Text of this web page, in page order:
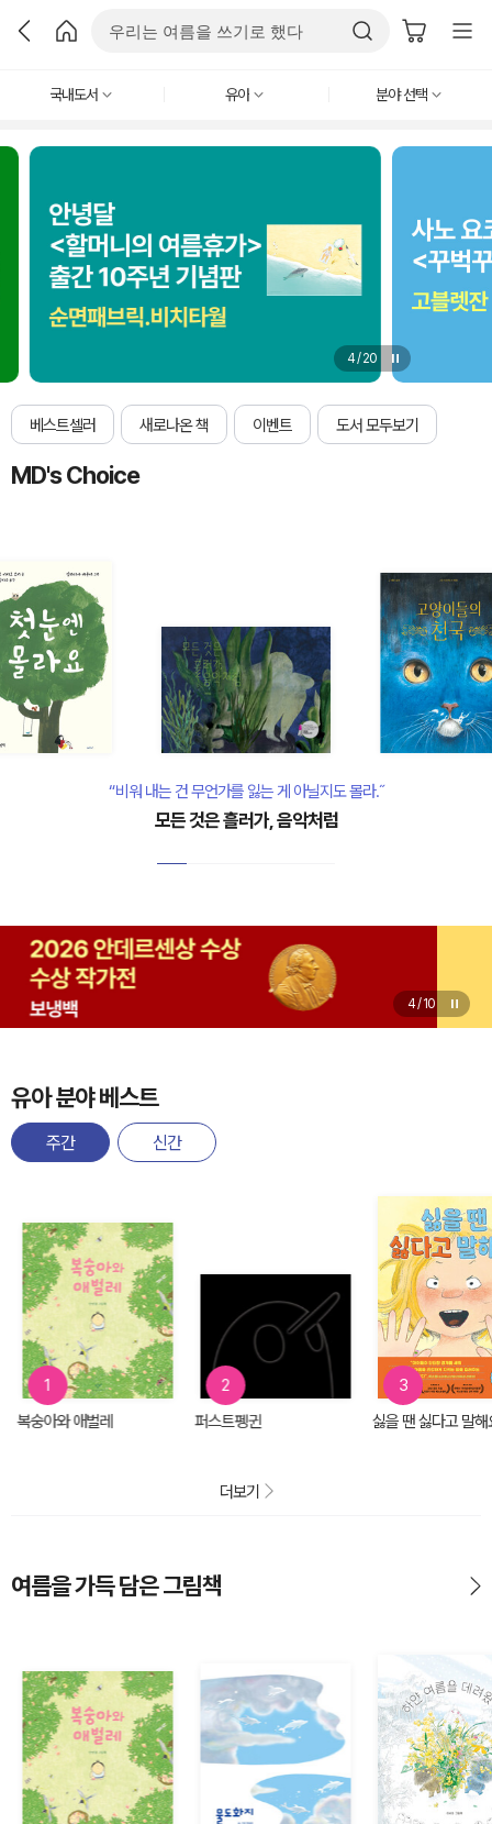
국내도서 유아 분야 선택
4/20
베스트셀러 새로나온 책 이벤트 도서 모두보기
MD's Choice
“비워 내는 건 무언가를 잃는 게 아닐지도 몰라.˝
모든 것은 흘러가, 음악처럼
4/10
유아 분야 베스트
주간 신간
1
복숭아와 애벌레
2
퍼스트펭귄
3
싫을 땐 싫다고 말해
더보기
여름을 가득 담은 그림책